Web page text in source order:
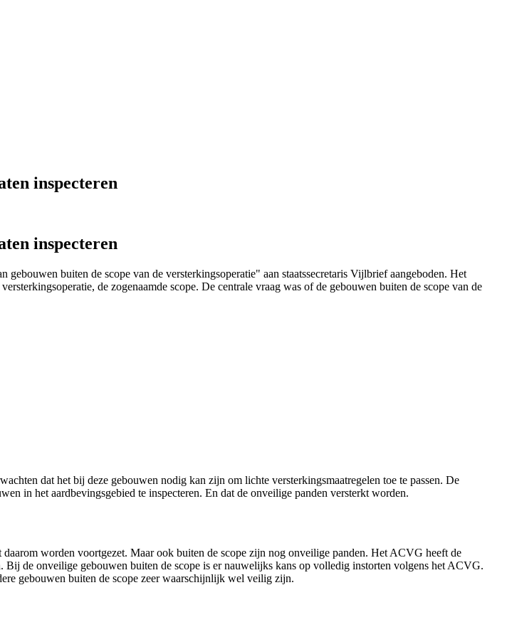
inspecteren
inspecteren
buiten de scope van de versterkingsoperatie" aan staatssecretaris Vijlbrief aangeboden. Het
de zogenaamde scope. De centrale vraag was of de gebouwen buiten de scope van de
dat het bij deze gebouwen nodig kan zijn om lichte versterkingsmaatregelen toe te passen. De
in het aardbevingsgebied te inspecteren. En dat de onveilige panden versterkt worden.
worden voortgezet. Maar ook buiten de scope zijn nog onveilige panden. Het ACVG heeft de
de onveilige gebouwen buiten de scope is er nauwelijks kans op volledig instorten volgens het ACVG.
gebouwen buiten de scope zeer waarschijnlijk wel veilig zijn.